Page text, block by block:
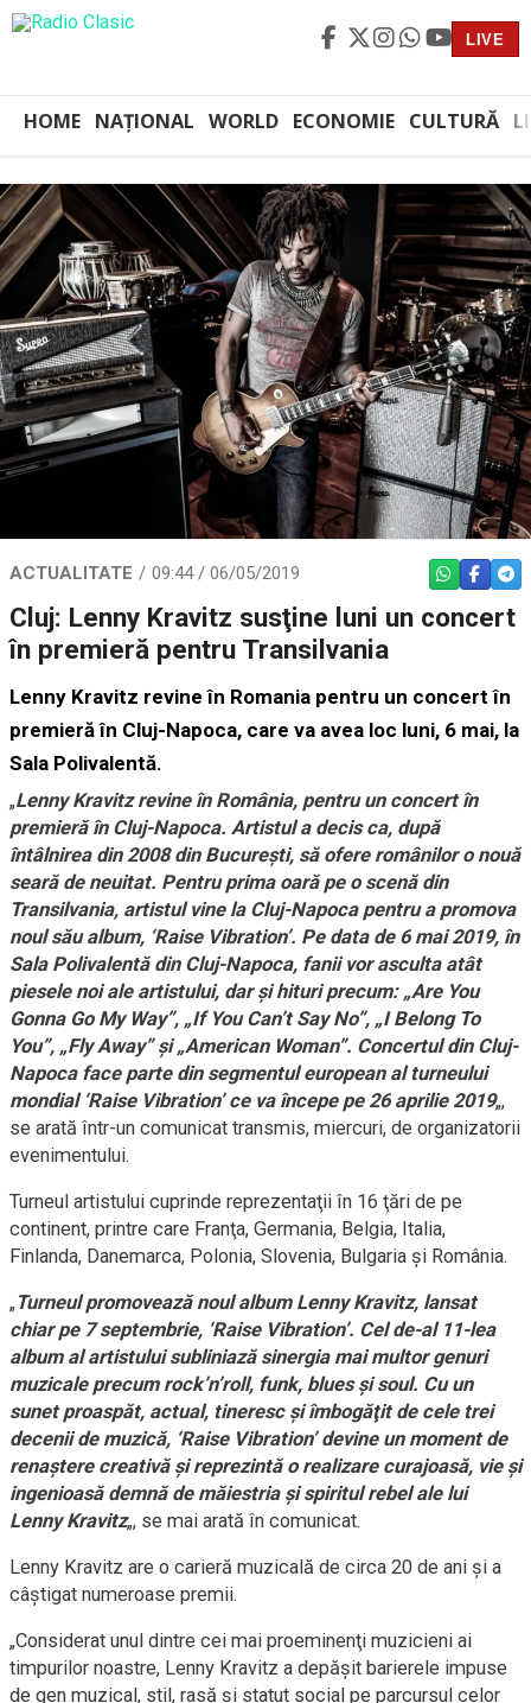
LIVE
HOME NAȚIONAL WORLD ECONOMIE CULTURĂ
ACTUALITATE 09:44 / 06/05/2019 WHATSAPP
Cluj: Lenny Kravitz susţine luni un concert
în premieră pentru Transilvania
Lenny Kravitz revine în Romania pentru un concert în
premieră în Cluj-Napoca, care va avea loc luni, 6 mai, la
Sala Polivalentă.
„Lenny Kravitz revine în România, pentru un concert în
premieră în Cluj-Napoca. Artistul a decis ca, după
întâlnirea din 2008 din Bucureşti, să ofere românilor o nouă
seară de neuitat. Pentru prima oară pe o scenă din
Transilvania, artistul vine la Cluj-Napoca pentru a promova
noul său album, ‘Raise Vibration’. Pe data de 6 mai 2019, în
Sala Polivalentă din Cluj-Napoca, fanii vor asculta atât
piesele noi ale artistului, dar şi hituri precum: „Are You
Gonna Go My Way”, „If You Can’t Say No”, „I Belong To
You”, „Fly Away” şi „American Woman”. Concertul din Cluj-
Napoca face parte din segmentul european al turneului
mondial ‘Raise Vibration’ ce va începe pe 26 aprilie 2019„,
se arată într-un comunicat transmis, miercuri, de organizatorii
evenimentului.
Turneul artistului cuprinde reprezentaţii în 16 ţări de pe
continent, printre care Franţa, Germania, Belgia, Italia,
Finlanda, Danemarca, Polonia, Slovenia, Bulgaria şi România.
„Turneul promovează noul album Lenny Kravitz, lansat
chiar pe 7 septembrie, ‘Raise Vibration’. Cel de-al 11-lea
album al artistului subliniază sinergia mai multor genuri
muzicale precum rock’n’roll, funk, blues şi soul. Cu un
sunet proaspăt, actual, tineresc şi îmbogăţit de cele trei
decenii de muzică, ‘Raise Vibration’ devine un moment de
renaştere creativă şi reprezintă o realizare curajoasă, vie şi
ingenioasă demnă de măiestria şi spiritul rebel ale lui
Lenny Kravitz„, se mai arată în comunicat.
Lenny Kravitz are o carieră muzicală de circa 20 de ani şi a
câştigat numeroase premii.
„Considerat unul dintre cei mai proeminenţi muzicieni ai
timpurilor noastre, Lenny Kravitz a depăşit barierele impuse
de gen muzical, stil, rasă şi statut social pe parcursul celor